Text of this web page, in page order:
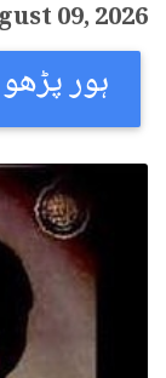
09, 2026
ہور پڑھو